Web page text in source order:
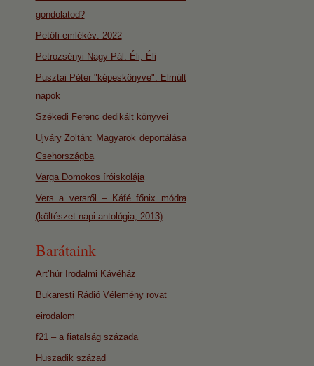
gondolatod?
Petőfi-emlékév: 2022
Petrozsényi Nagy Pál: Éli, Éli
Pusztai Péter "képeskönyve": Elmúlt
napok
Székedi Ferenc dedikált könyvei
Ujváry Zoltán: Magyarok deportálása
Csehországba
Varga Domokos íróiskolája
Vers a versről – Káfé főnix módra
(költészet napi antológia, 2013)
Barátaink
Art’húr Irodalmi Kávéház
Bukaresti Rádió Vélemény rovat
eirodalom
f21 – a fiatalság százada
Huszadik század